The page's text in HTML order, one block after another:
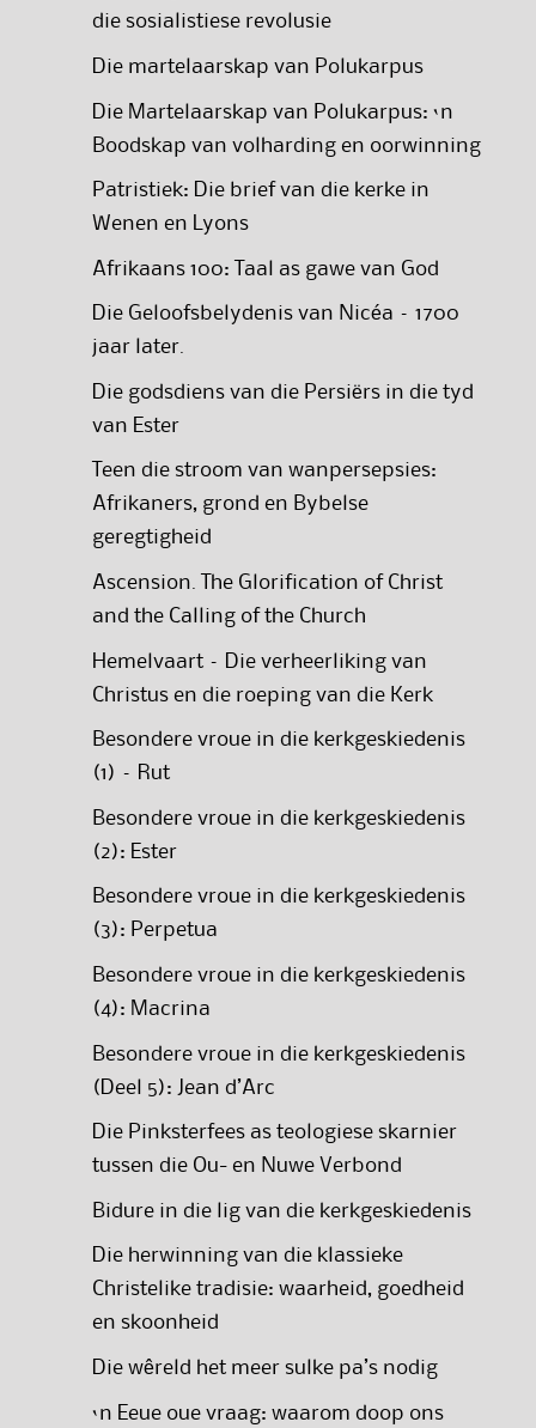
die sosialistiese revolusie
Die martelaarskap van Polukarpus
Die Martelaarskap van Polukarpus: ‘n
Boodskap van volharding en oorwinning
Patristiek: Die brief van die kerke in
Wenen en Lyons
Afrikaans 100: Taal as gawe van God
Die Geloofsbelydenis van Nicéa – 1700
jaar later.
Die godsdiens van die Persiërs in die tyd
van Ester
Teen die stroom van wanpersepsies:
Afrikaners, grond en Bybelse
geregtigheid
Ascension. The Glorification of Christ
and the Calling of the Church
Hemelvaart – Die verheerliking van
Christus en die roeping van die Kerk
Besondere vroue in die kerkgeskiedenis
(1) – Rut
Besondere vroue in die kerkgeskiedenis
(2): Ester
Besondere vroue in die kerkgeskiedenis
(3): Perpetua
Besondere vroue in die kerkgeskiedenis
(4): Macrina
Besondere vroue in die kerkgeskiedenis
(Deel 5): Jean d’Arc
Die Pinksterfees as teologiese skarnier
tussen die Ou- en Nuwe Verbond
Bidure in die lig van die kerkgeskiedenis
Die herwinning van die klassieke
Christelike tradisie: waarheid, goedheid
en skoonheid
Die wêreld het meer sulke pa’s nodig
‘n Eeue oue vraag: waarom doop ons